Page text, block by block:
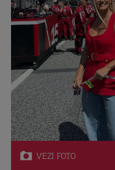
VEZI FOTO